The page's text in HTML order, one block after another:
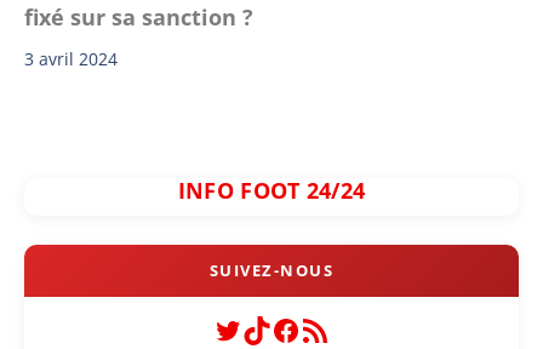
fixé sur sa sanction ?
3 avril 2024
INFO FOOT 24/24
Twitter
TikTok
Facebook
Flux RSS